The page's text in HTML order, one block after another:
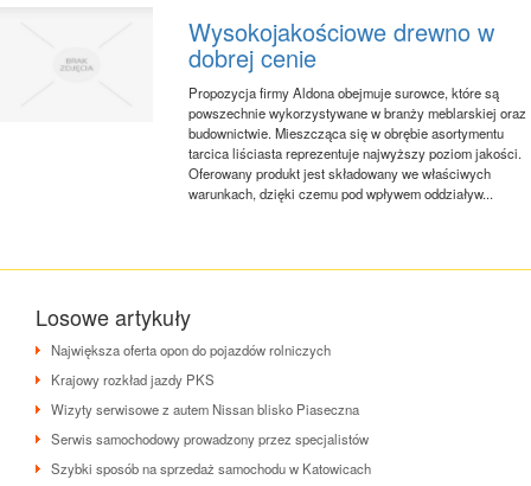
Wysokojakościowe drewno w
dobrej cenie
Propozycja firmy Aldona obejmuje surowce, które są
powszechnie wykorzystywane w branży meblarskiej oraz
budownictwie. Mieszcząca się w obrębie asortymentu
tarcica liściasta reprezentuje najwyższy poziom jakości.
Oferowany produkt jest składowany we właściwych
warunkach, dzięki czemu pod wpływem oddziaływ...
Losowe artykuły
Największa oferta opon do pojazdów rolniczych
Krajowy rozkład jazdy PKS
Wizyty serwisowe z autem Nissan blisko Piaseczna
Serwis samochodowy prowadzony przez specjalistów
Szybki sposób na sprzedaż samochodu w Katowicach